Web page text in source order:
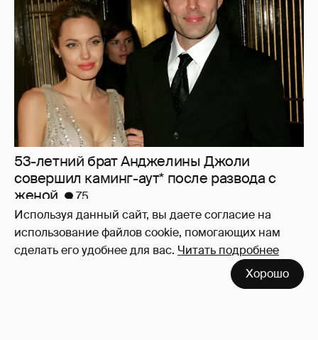
Используя данный сайт, вы даете согласие на
использование файлов cookie, помогающих нам
сделать его удобнее для вас. Читать подробнее
Хорошо
53-летний брат Анджелины Джоли
совершил каминг-аут* после развода с
женой
75